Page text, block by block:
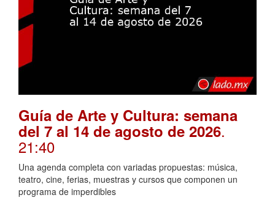
Guía de Arte y Cultura: semana
del 7 al 14 de agosto de 2026.
21:40
Una agenda completa con variadas propuestas: música,
teatro, cine, ferias, muestras y cursos que componen un
programa de imperdibles